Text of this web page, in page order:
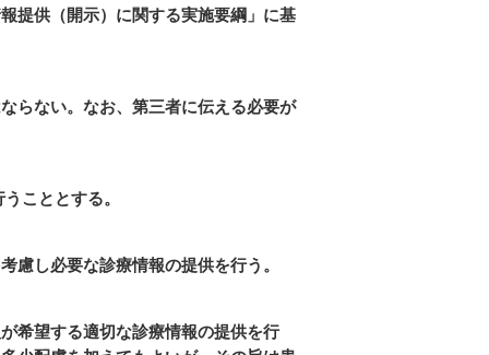
提供（開示）に関する実施要綱」に基
らない。なお、第三者に伝える必要が
こととする。
慮し必要な診療情報の提供を行う。
希望する適切な診療情報の提供を行